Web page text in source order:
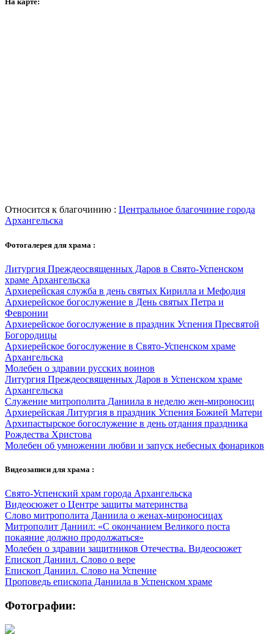
Относится к благочинию : Центральное благочиние города
Архангельска
Фотогалерея для храма :
Литургия Преждеосвященных Даров в Свято-Успенском
храме Архангельска
Архиерейская служба в день святых Кирилла и Мефодия
Архиерейское богослужение в День святых Петра и
Февронии
Архиерейское богослужение в праздник Успения Пресвятой
Богородицы
Архиерейское богослужение в Свято-Успенском храме
Архангельска
Молебен о здравии русских воинов
Литургия Преждеосвященных Даров в Успенском храме
Архангельска
Служение митрополита Даниила в неделю жен-мироносиц
Архиерейская Литургия в праздник Успения Божией Матери
Архипастырское богослужение в день отдания праздника
Рождества Христова
Молебен об умножении любви и запуск небесных фонариков
Видеозаписи для храма :
Свято-Успенский храм города Архангельска
Видеосюжет о Центре защиты материнства
Слово митрополита Даниила о женах-мироносицах
Митрополит Даниил: «С окончанием Великого поста
покаяние должно продолжаться»
Молебен о здравии защитников Отечества. Видеосюжет
Епископ Даниил. Слово о вере
Епископ Даниил. Слово на Успение
Проповедь епископа Даниила в Успенском храме
Фотографии: